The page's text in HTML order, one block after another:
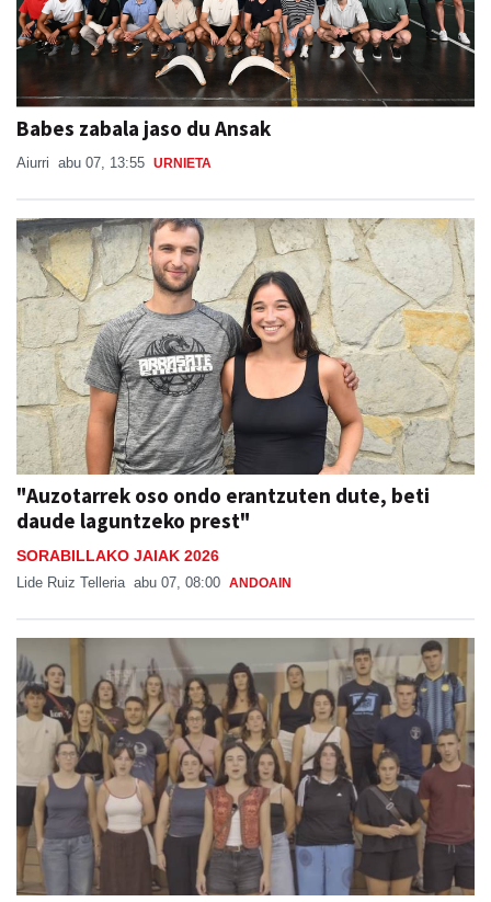
Babes zabala jaso du Ansak
Aiurri abu 07, 13:55 URNIETA
"Auzotarrek oso ondo erantzuten dute, beti
daude laguntzeko prest"
SORABILLAKO JAIAK 2026
Lide Ruiz Telleria abu 07, 08:00 ANDOAIN